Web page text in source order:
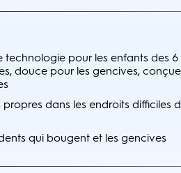
technologie pour les enfants des
douce pour les gencives,
propres dans les endroits difficiles
qui bougent et les gencives